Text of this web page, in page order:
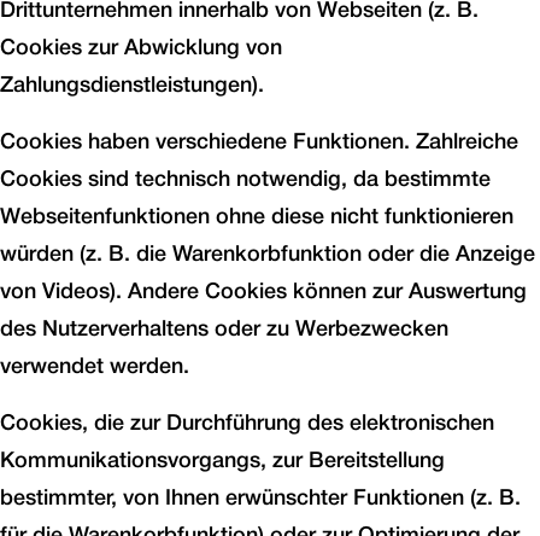
Drittunternehmen innerhalb von Webseiten (z. B.
Cookies zur Abwicklung von
Zahlungsdienstleistungen).
Cookies haben verschiedene Funktionen. Zahlreiche
Cookies sind technisch notwendig, da bestimmte
Webseitenfunktionen ohne diese nicht funktionieren
würden (z. B. die Warenkorbfunktion oder die Anzeige
von Videos). Andere Cookies können zur Auswertung
des Nutzerverhaltens oder zu Werbezwecken
verwendet werden.
Cookies, die zur Durchführung des elektronischen
Kommunikationsvorgangs, zur Bereitstellung
bestimmter, von Ihnen erwünschter Funktionen (z. B.